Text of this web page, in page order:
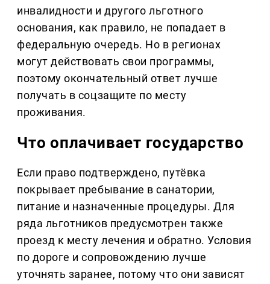
инвалидности и другого льготного
основания, как правило, не попадает в
федеральную очередь. Но в регионах
могут действовать свои программы,
поэтому окончательный ответ лучше
получать в соцзащите по месту
проживания.
Что оплачивает государство
Если право подтверждено, путёвка
покрывает пребывание в санатории,
питание и назначенные процедуры. Для
ряда льготников предусмотрен также
проезд к месту лечения и обратно. Условия
по дороге и сопровождению лучше
уточнять заранее, потому что они зависят